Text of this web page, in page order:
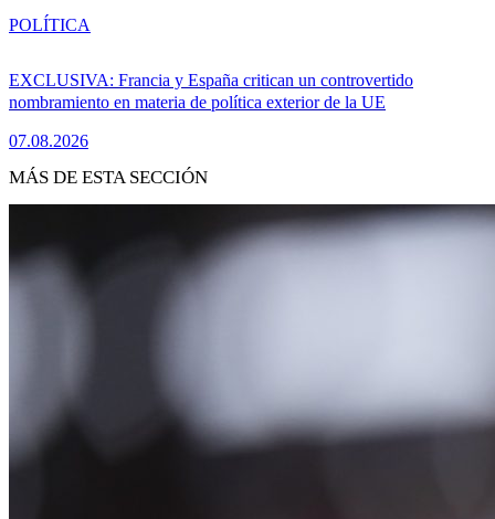
EXCLUSIVA: Francia y España critican un controvertido
nombramiento en materia de política exterior de la UE
07.08.2026
POLÍTICA
MÁS DE ESTA SECCIÓN